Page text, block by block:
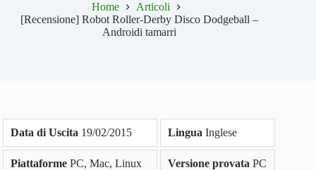
Home
Articoli
[Recensione] Robot Roller-Derby Disco Dodgeball –
Androidi tamarri
Data di Uscita 19/02/2015 Lingua Inglese
Piattaforme PC, Mac, Linux Versione provata PC